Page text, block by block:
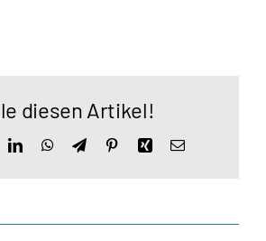
diesen Artikel!
LinkedInWhatsApp
TelegramPinterestXingE-